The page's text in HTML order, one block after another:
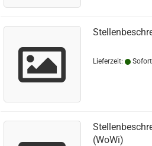
Lieferzeit:
(WoWi)